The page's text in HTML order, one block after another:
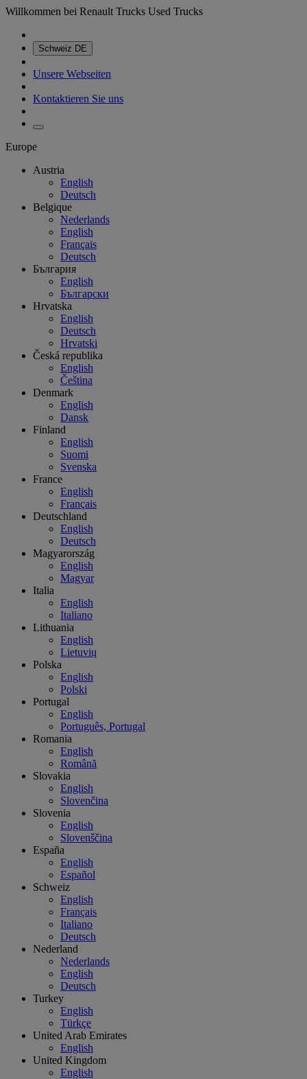
Willkommen bei Renault Trucks Used Trucks
Schweiz DE
Unsere Webseiten
Kontaktieren Sie uns
Europe
Austria
English
Deutsch
Belgique
Nederlands
English
Français
Deutsch
България
English
Български
Hrvatska
English
Deutsch
Hrvatski
Česká republika
English
Čeština
Denmark
English
Dansk
Finland
English
Suomi
Svenska
France
English
Français
Deutschland
English
Deutsch
Magyarország
English
Magyar
Italia
English
Italiano
Lithuania
English
Lietuvių
Polska
English
Polski
Portugal
English
Português, Portugal
Romania
English
Română
Slovakia
English
Slovenčina
Slovenia
English
Slovenščina
España
English
Español
Schweiz
English
Français
Italiano
Deutsch
Nederland
Nederlands
English
Deutsch
Turkey
English
Türkçe
United Arab Emirates
English
United Kingdom
English